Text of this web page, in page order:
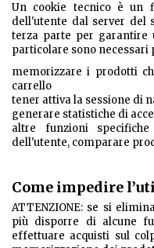
Un cookie tecnico è un
dell'utente dal server del
terza parte per garantire
particolare sono necessari
memorizzare i prodotti
carrello
tener attiva la sessione di
generare statistiche di
altre funzioni
dell'utente, comparare
Come impedire
ATTENZIONE: se si
più disporre di alcune
effettuare acquisti sul